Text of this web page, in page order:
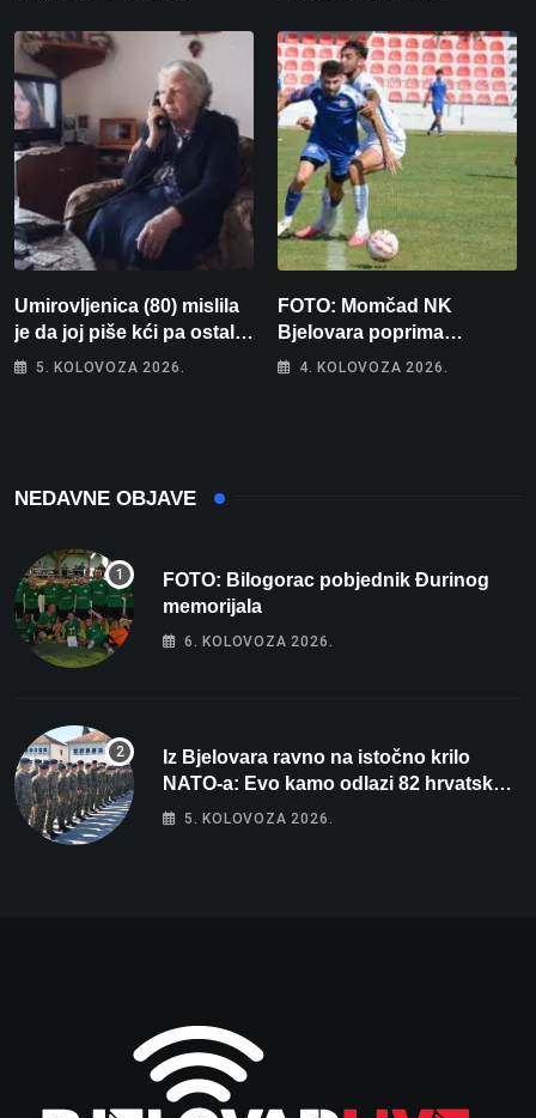
Umirovljenica (80) mislila
je da joj piše kći pa ostala
bez 1000 eura
5. KOLOVOZA 2026.
FOTO: Momčad NK
Bjelovara poprima
jesenski izgled
4. KOLOVOZA 2026.
NEDAVNE OBJAVE
FOTO: Bilogorac pobjednik Đurinog
memorijala
6. KOLOVOZA 2026.
Iz Bjelovara ravno na istočno krilo
NATO-a: Evo kamo odlazi 82 hrvatska
vojnika i 6 vojnikinja
5. KOLOVOZA 2026.